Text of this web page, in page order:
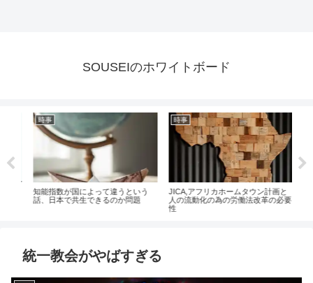
SOUSEIのホワイトボード
時事
知能指数が国によって違うという
話、日本で共生できるのか問題
時事
JICA,アフリカホームタウン計画と
人の流動化の為の労働法改革の必要
性
統一教会がやばすぎる